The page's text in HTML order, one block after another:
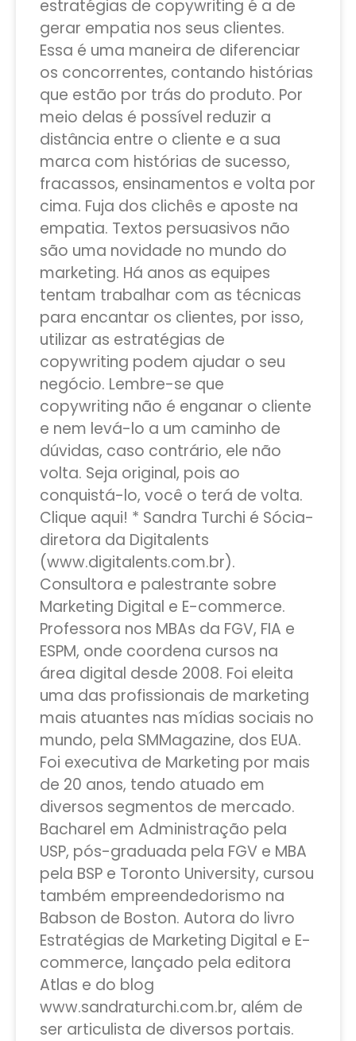
estratégias de copywriting é a de
gerar empatia nos seus clientes.
Essa é uma maneira de diferenciar
os concorrentes, contando histórias
que estão por trás do produto. Por
meio delas é possível reduzir a
distância entre o cliente e a sua
marca com histórias de sucesso,
fracassos, ensinamentos e volta por
cima. Fuja dos clichês e aposte na
empatia. Textos persuasivos não
são uma novidade no mundo do
marketing. Há anos as equipes
tentam trabalhar com as técnicas
para encantar os clientes, por isso,
utilizar as estratégias de
copywriting podem ajudar o seu
negócio. Lembre-se que
copywriting não é enganar o cliente
e nem levá-lo a um caminho de
dúvidas, caso contrário, ele não
volta. Seja original, pois ao
conquistá-lo, você o terá de volta.
Clique aqui! * Sandra Turchi é Sócia-
diretora da Digitalents
(www.digitalents.com.br).
Consultora e palestrante sobre
Marketing Digital e E-commerce.
Professora nos MBAs da FGV, FIA e
ESPM, onde coordena cursos na
área digital desde 2008. Foi eleita
uma das profissionais de marketing
mais atuantes nas mídias sociais no
mundo, pela SMMagazine, dos EUA.
Foi executiva de Marketing por mais
de 20 anos, tendo atuado em
diversos segmentos de mercado.
Bacharel em Administração pela
USP, pós-graduada pela FGV e MBA
pela BSP e Toronto University, cursou
também empreendedorismo na
Babson de Boston. Autora do livro
Estratégias de Marketing Digital e E-
commerce, lançado pela editora
Atlas e do blog
www.sandraturchi.com.br, além de
ser articulista de diversos portais.